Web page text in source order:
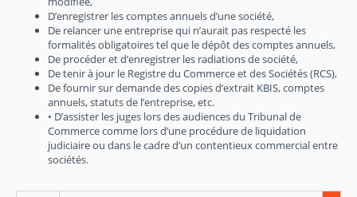
D’enregistrer les comptes annuels d’une société,
De relancer une entreprise qui n’aurait pas respecté les
formalités obligatoires tel que le dépôt des comptes annuels,
De procéder et d’enregistrer les radiations de société,
De tenir à jour le Registre du Commerce et des Sociétés (RCS),
De fournir sur demande des copies d’extrait KBIS, comptes
annuels, statuts de l’entreprise, etc.
• D’assister les juges lors des audiences du Tribunal de
Commerce comme lors d’une procédure de liquidation
judiciaire ou dans le cadre d’un contentieux commercial entre
sociétés.